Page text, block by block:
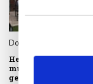
Door
Het verschil tussen
mulchsoorten en
gebruikt.